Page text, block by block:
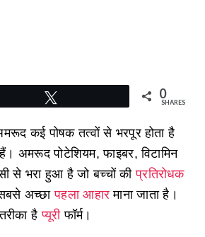
0
SHARES
कई पोषक तत्वों से भरपूर होता है
पोटेशियम, फाइबर, विटामिन
से भरा हुआ है जो बच्चों कीप्रतिरोधक
अच्छापहला आहार माना जाता है।
हैप्यूरीफॉर्म।